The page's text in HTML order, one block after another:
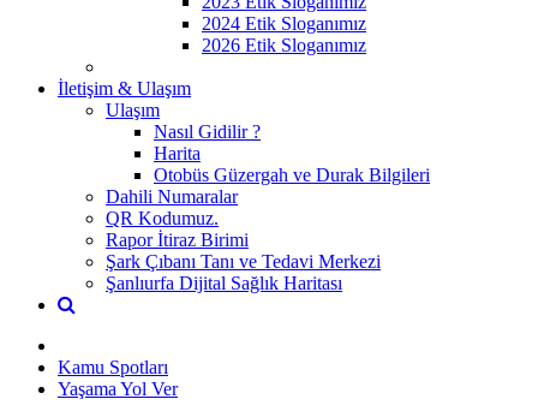
2024 Etik Sloganımız
2026 Etik Sloganımız
İletişim & Ulaşım
Ulaşım
Nasıl Gidilir ?
Harita
Otobüs Güzergah ve Durak Bilgileri
Dahili Numaralar
QR Kodumuz.
Rapor İtiraz Birimi
Şark Çıbanı Tanı ve Tedavi Merkezi
Şanlıurfa Dijital Sağlık Haritası
Kamu Spotları
Yaşama Yol Ver